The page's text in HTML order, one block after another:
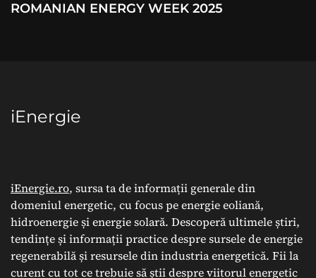
ROMANIAN ENERGY WEEK 2025
iEnergie
iEnergie.ro, sursa ta de informații generale din
domeniul energetic, cu focus pe energie eoliană,
hidroenergie și energie solară. Descoperă ultimele știri,
tendințe și informații practice despre sursele de energie
regenerabilă și resursele din industria energetică. Fii la
curent cu tot ce trebuie să știi despre viitorul energetic